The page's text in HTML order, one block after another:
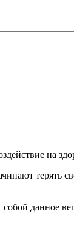
на
терять
собой данное